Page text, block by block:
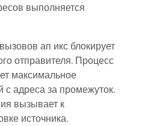
выполняется
ап икс блокирует
отправителя. Процесс
максимальное
с адреса за промежуток.
вызывает к
источника.